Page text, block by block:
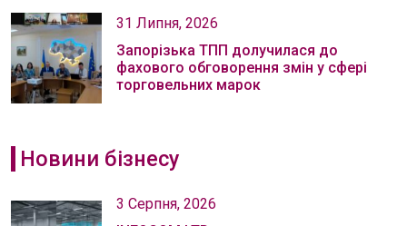
31 Липня, 2026
Запорізька ТПП долучилася до
фахового обговорення змін у сфері
торговельних марок
Новини бізнесу
3 Серпня, 2026